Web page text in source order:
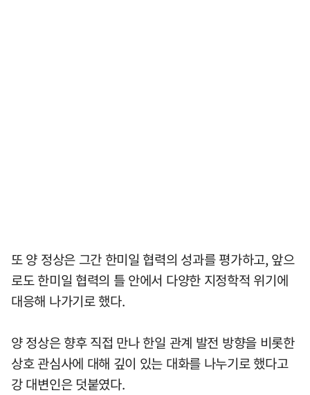
또 양 정상은 그간 한미일 협력의 성과를 평가하고, 앞으
로도 한미일 협력의 틀 안에서 다양한 지정학적 위기에
대응해 나가기로 했다.
양 정상은 향후 직접 만나 한일 관계 발전 방향을 비롯한
상호 관심사에 대해 깊이 있는 대화를 나누기로 했다고
강 대변인은 덧붙였다.